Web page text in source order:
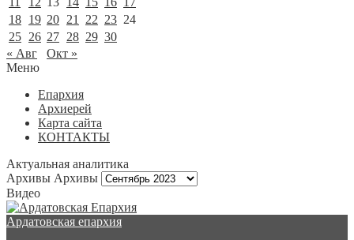
18 19 20 21 22 23 24
25 26 27 28 29 30
« Авг
Окт »
Меню
Епархия
Архиерей
Карта сайта
КОНТАКТЫ
Актуальная аналитика
Архивы Архивы
Видео
Ардатовская епархия